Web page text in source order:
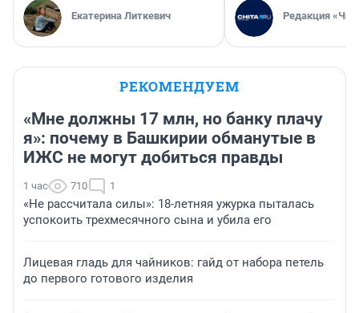
Екатерина Литкевич Редакция
РЕКОМЕНДУЕМ
«Мне должны 17 млн, но банку плачу
я»: почему в Башкирии обманутые в
ИЖС не могут добиться правды
1 час 710 1
«Не рассчитала силы»: 18-летняя ужурка пыталась
успокоить трехмесячного сына и убила его
Лицевая гладь для чайников: гайд от набора петель
до первого готового изделия